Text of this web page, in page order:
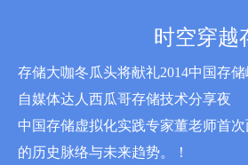
时空穿越
存储大咖冬瓜头将献礼2014中国存储
自媒体达人西瓜哥存储技术分享夜
中国存储虚拟化实践专家董老师首
的历史脉络与未来趋势。！